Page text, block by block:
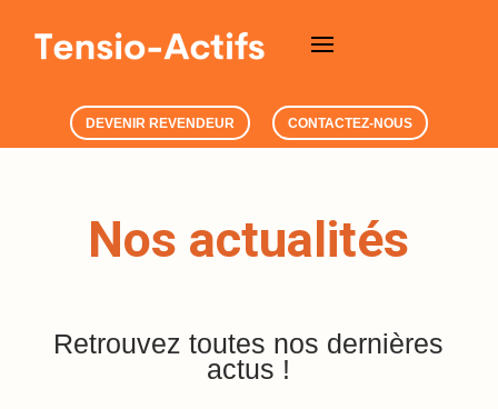
DEVENIR REVENDEUR CONTACTEZ-NOUS
Nos actualités
Retrouvez toutes nos dernières
actus !